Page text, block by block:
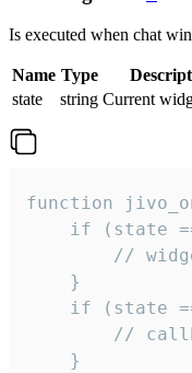
Is executed when chat
Name Type
state
string Current
function
if (state
//
    }
if (state
//
    }